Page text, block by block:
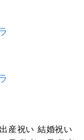
産祝い 結婚祝い